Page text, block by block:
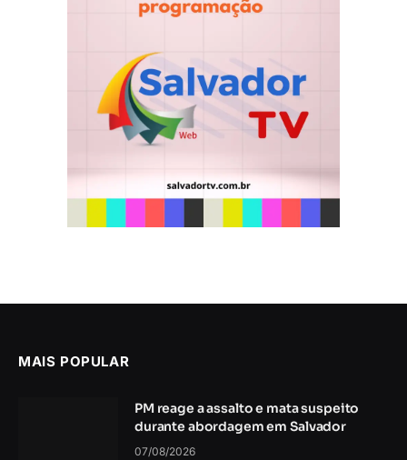
MAIS POPULAR
PM reage a assalto e mata suspeito
durante abordagem em Salvador
07/08/2026